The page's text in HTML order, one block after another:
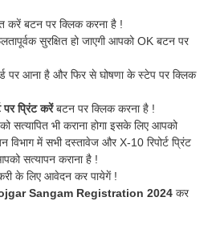
करें बटन पर क्लिक करना है !
सुरक्षित हो जाएगी आपको OK बटन पर
पर आना है और फिर से घोषणा के स्टेप पर क्लिक
पर प्रिंट करेंबटन पर क्लिक करना है !
सत्यापित भी कराना होगा इसके लिए आपको
में सभी दस्तावेज और X-10 रिपोर्ट प्रिंट
सत्यापन कराना है !
के लिए आवेदन कर पायेगें !
Sangam Registration 2024 कर